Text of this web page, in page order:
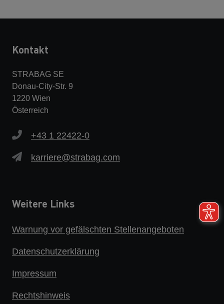
Kontakt
STRABAG SE
Donau-City-Str. 9
1220 Wien
Österreich
+43 1 22422-0
karriere@strabag.com
Weitere Links
Warnung vor gefälschten Stellenangeboten
Datenschutzerklärung
Impressum
Rechtshinweis